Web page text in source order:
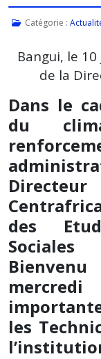
Catégorie :
Bangui, le
de la
Dans le
du
des
Sociales
les